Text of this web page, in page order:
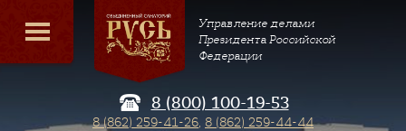
Управление делами
Президента Российской
Федерации
8 (800) 100-19-53
8 (862) 259-41-26, 8 (862) 259-44-44